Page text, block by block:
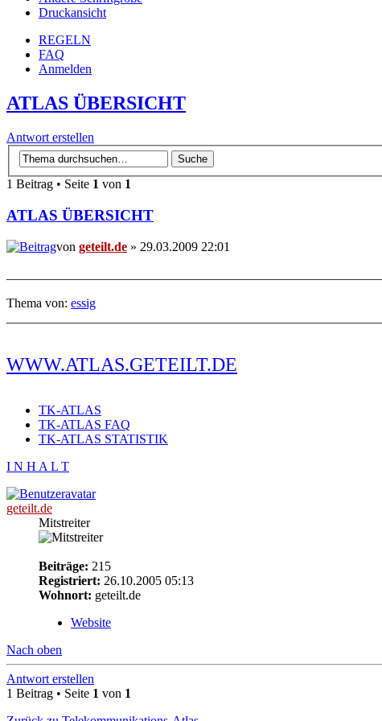
Druckansicht
REGELN
FAQ
Anmelden
ATLAS ÜBERSICHT
Antwort erstellen
1 Beitrag • Seite 1 von 1
ATLAS ÜBERSICHT
von geteilt.de » 29.03.2009 22:01
Thema von: essig
WWW.ATLAS.GETEILT.DE
TK-ATLAS
TK-ATLAS FAQ
TK-ATLAS STATISTIK
I N H A L T
geteilt.de
Mitstreiter
Beiträge: 215
Registriert: 26.10.2005 05:13
Wohnort: geteilt.de
Website
Nach oben
Antwort erstellen
1 Beitrag • Seite 1 von 1